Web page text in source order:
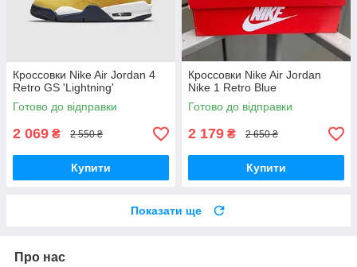
Кроссовки Nike Air Jordan 4
Retro GS 'Lightning'
Готово до відправки
2 069 ₴ 2 550 ₴
Купити
Кроссовки Nike Air Jordan
Nike 1 Retro Blue
Готово до відправки
2 179 ₴ 2 650 ₴
Купити
Показати ще
Про нас